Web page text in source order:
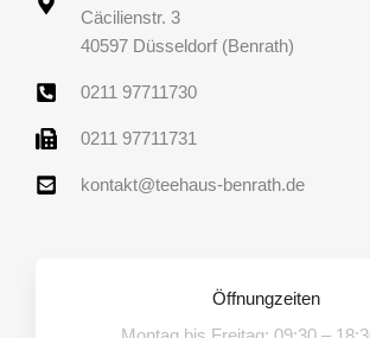
Cäcilienstr. 3
40597 Düsseldorf (Benrath)
0211 97711730
0211 97711731
kontakt@teehaus-benrath.de
Öffnungzeiten